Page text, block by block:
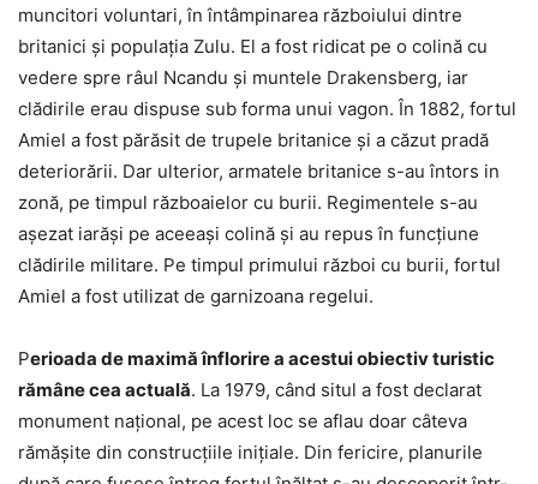
muncitori voluntari, în întâmpinarea războiului dintre
britanici şi populaţia Zulu. El a fost ridicat pe o colină cu
vedere spre râul Ncandu şi muntele Drakensberg, iar
clădirile erau dispuse sub forma unui vagon. În 1882, fortul
Amiel a fost părăsit de trupele britanice şi a căzut pradă
deteriorării. Dar ulterior, armatele britanice s-au întors in
zonă, pe timpul războaielor cu burii. Regimentele s-au
aşezat iarăşi pe aceeaşi colină şi au repus în funcţiune
clădirile militare. Pe timpul primului război cu burii, fortul
Amiel a fost utilizat de garnizoana regelui.
Perioada de maximă înflorire a acestui obiectiv turistic
rămâne cea actuală. La 1979, când situl a fost declarat
monument naţional, pe acest loc se aflau doar câteva
rămăşite din construcţiile iniţiale. Din fericire, planurile